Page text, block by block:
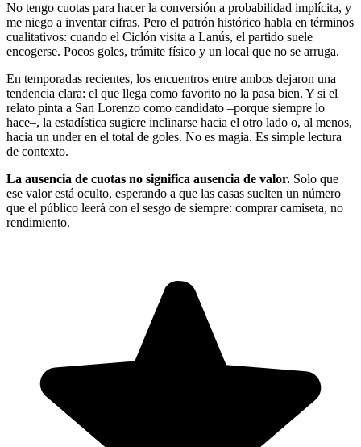
No tengo cuotas para hacer la conversión a probabilidad implícita, y
me niego a inventar cifras. Pero el patrón histórico habla en términos
cualitativos: cuando el Ciclón visita a Lanús, el partido suele
encogerse. Pocos goles, trámite físico y un local que no se arruga.
En temporadas recientes, los encuentros entre ambos dejaron una
tendencia clara: el que llega como favorito no la pasa bien. Y si el
relato pinta a San Lorenzo como candidato –porque siempre lo
hace–, la estadística sugiere inclinarse hacia el otro lado o, al menos,
hacia un under en el total de goles. No es magia. Es simple lectura
de contexto.
La ausencia de cuotas no significa ausencia de valor. Solo que
ese valor está oculto, esperando a que las casas suelten un número
que el público leerá con el sesgo de siempre: comprar camiseta, no
rendimiento.